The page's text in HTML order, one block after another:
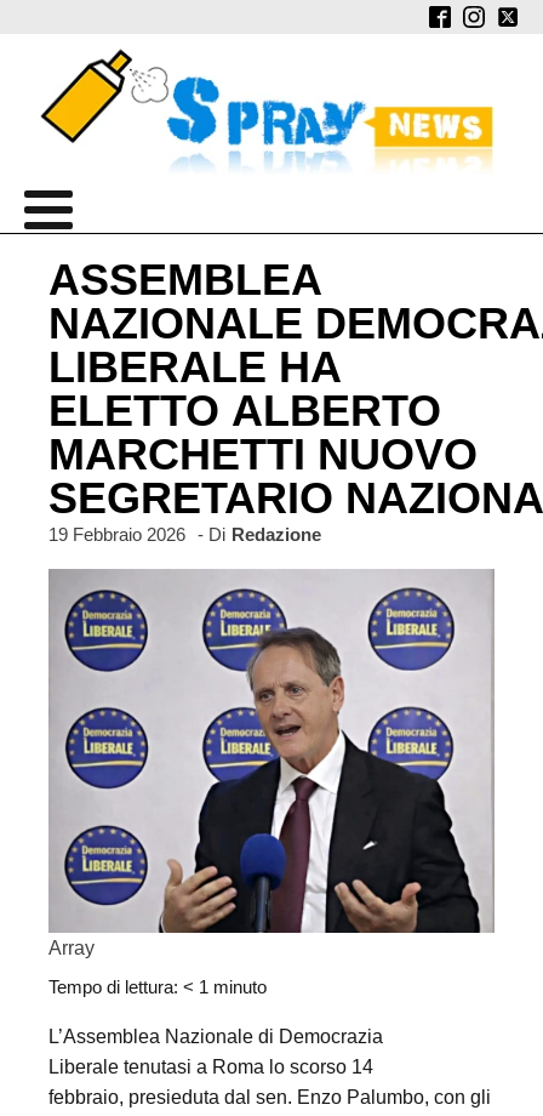
ASSEMBLEA
NAZIONALE
LIBERALE HA
ELETTO ALBERTO
MARCHETTI NUOVO
SEGRETARIO
19 Febbraio 2026 - Di Redazione
Array
Tempo di lettura: < 1 minuto
L’Assemblea Nazionale di Democrazia
Liberale tenutasi a Roma lo scorso 14
febbraio, presieduta dal sen. Enzo Palumbo, con gli